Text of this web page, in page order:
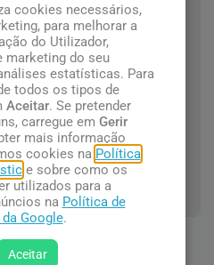
cookies necessários,
para melhorar a
do Utilizador,
marketing do seu
estatísticas. Para
todos os tipos de
Aceitar. Se pretender
carregue em Gerir
mais informação
cookies na Política
e sobre como os
utilizados para a
na Política de
Google.
Aceitar